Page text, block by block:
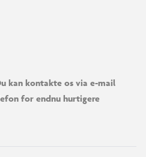
kan kontakte os via e-mail
for endnu hurtigere